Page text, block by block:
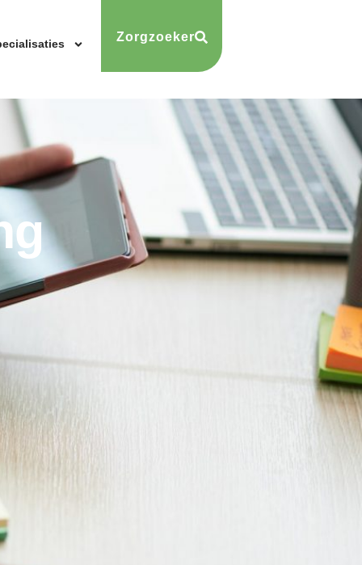
Zorgzoeker